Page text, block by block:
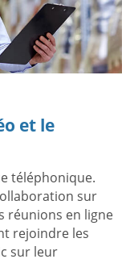
et le
téléphonique.
sur
réunions en ligne
rejoindre les
sur leur